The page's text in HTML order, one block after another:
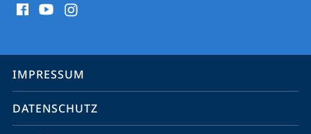
Media
Service-
Navigation
IMPRESSUM
DATENSCHUTZ